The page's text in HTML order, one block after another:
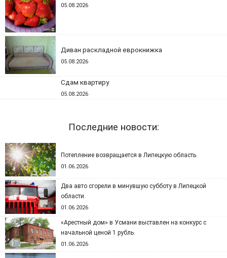
05.08.2026
Диван раскладной еврокнижка
05.08.2026
Сдам квартиру
05.08.2026
Последние новости:
Потепление возвращается в Липецкую область.
01.06.2026
Два авто сгорели в минувшую субботу в Липецкой
области.
01.06.2026
«Арестный дом» в Усмани выставлен на конкурс с
начальной ценой 1 рубль.
01.06.2026